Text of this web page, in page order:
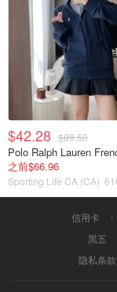
$42.28 $89.50
之前$66.96
Sporting Life CA (CA)
信用卡
黑五
隐私条款